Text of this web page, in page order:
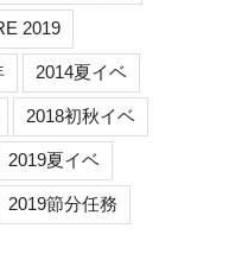
2019
2014夏イベ
2018初秋イベ
2019夏イベ
2019節分任務